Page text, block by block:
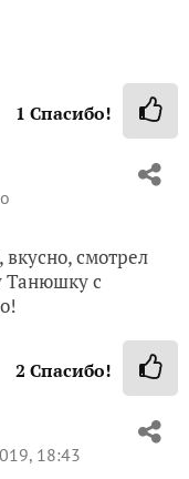
1 Спасибо!
смотрел
Танюшку с
2 Спасибо!
18:43